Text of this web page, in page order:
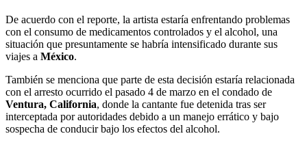
De acuerdo con el reporte, la artista estaría enfrentando problemas
con el consumo de medicamentos controlados y el alcohol, una
situación que presuntamente se habría intensificado durante sus
viajes a México.
También se menciona que parte de esta decisión estaría relacionada
con el arresto ocurrido el pasado 4 de marzo en el condado de
Ventura, California, donde la cantante fue detenida tras ser
interceptada por autoridades debido a un manejo errático y bajo
sospecha de conducir bajo los efectos del alcohol.